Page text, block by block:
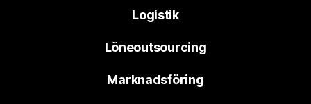
Logistik
Löneoutsourcing
Marknadsföring